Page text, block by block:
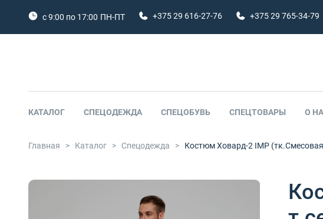
с 9:00 по 17:00 ПН-ПТ +375 29 616-27-76 +375 29 765-34-79
КАТАЛОГ СПЕЦОДЕЖДА СПЕЦОБУВЬ СПЕЦТОВАРЫ О
Главная > Каталог > Спецодежда > Костюм Ховард-2 IMP